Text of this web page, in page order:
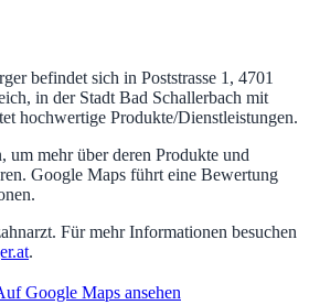
befindet sich in Poststrasse 1, 4701
in der Stadt Bad Schallerbach mit
hochwertige Produkte/Dienstleistungen.
um mehr über deren Produkte und
Google Maps führt eine Bewertung
Für mehr Informationen besuchen
.
Google Maps ansehen